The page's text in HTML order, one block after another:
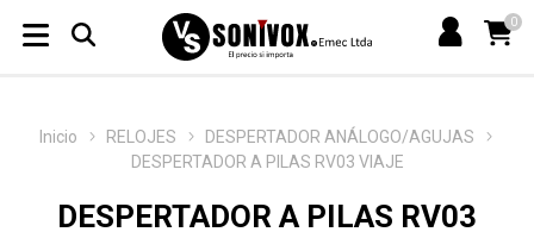
0
Inicio RELOJES
DESPERTADOR ANÁLOGO/AGUJAS
DESPERTADOR A PILAS RV03 VIAJE
DESPERTADOR A PILAS RV03